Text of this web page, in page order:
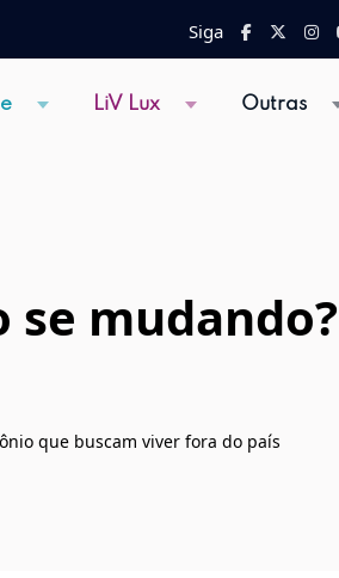
Siga
LiV Lux Outras
mudando?
que buscam viver fora do país